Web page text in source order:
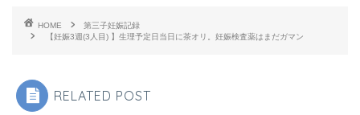
HOME
第三子妊娠記録
【妊娠3週(3人目) 】生理予定日当日に茶オリ。妊娠検査薬はまだガマン
RELATED POST